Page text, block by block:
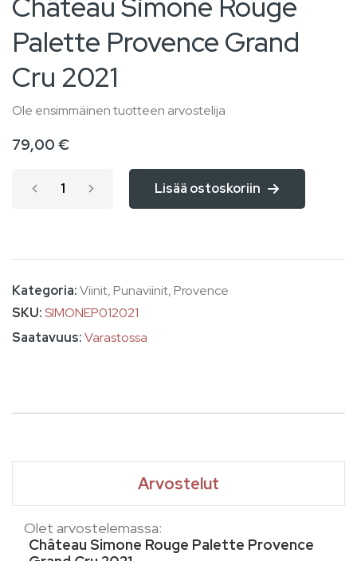
to
the
of
the
gallery
Palette Provence Grand
Cru 2021
Ole ensimmäinen tuotteen arvostelija
79,00 €
Lisää ostoskoriin
Kategoria:Viinit,Punaviinit,Provence
SKU SIMONEP012021
Varastossa
Arvostelut
Olet arvostelemassa:
Château Simone Rouge Palette Provence